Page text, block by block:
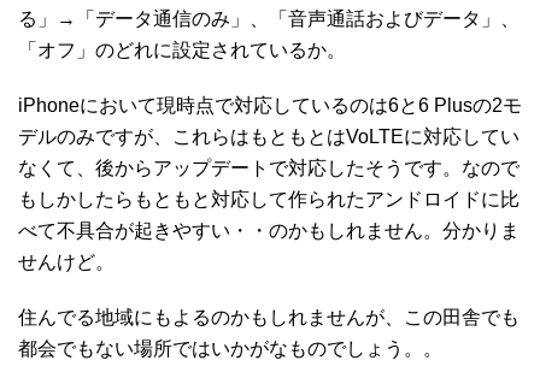
る」→「データ通信のみ」、「音声通話およびデータ」、
「オフ」のどれに設定されているか。
iPhoneにおいて現時点で対応しているのは6と6 Plusの2モ
デルのみですが、これらはもともとはVoLTEに対応してい
なくて、後からアップデートで対応したそうです。なので
もしかしたらもともと対応して作られたアンドロイドに比
べて不具合が起きやすい・・のかもしれません。分かりま
せんけど。
住んでる地域にもよるのかもしれませんが、この田舎でも
都会でもない場所ではいかがなものでしょう。。